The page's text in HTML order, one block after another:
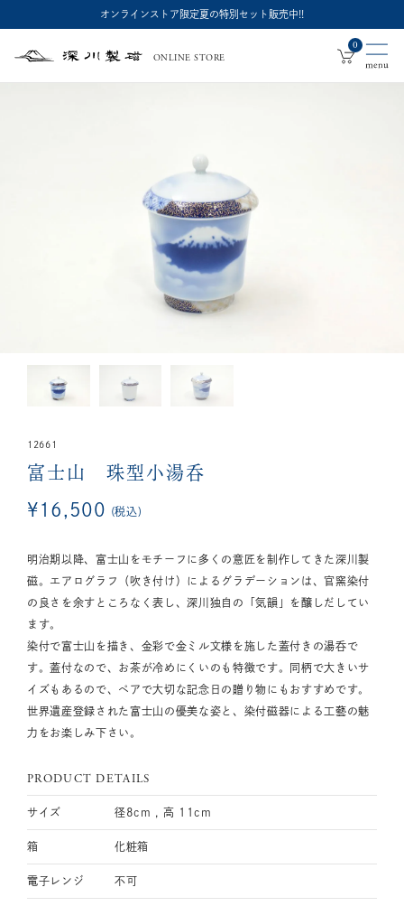
オンラインストア限定夏の特別セット販売中!!
深
ONLINE STORE
0
12661
富士山 珠型小湯呑
¥ 16,500 税込
明治期以降、富士山をモチーフに多くの意匠を制作してきた深川製
磁。エアログラフ（吹き付け）によるグラデーションは、官窯染付
の良さを余すところなく表し、深川独自の「気韻」を醸しだしてい
ます。
染付で富士山を描き、金彩で金ミル文様を施した蓋付きの湯呑で
す。蓋付なので、お茶が冷めにくいのも特徴です。同柄で大きいサ
イズもあるので、ペアで大切な記念日の贈り物にもおすすめです。
世界遺産登録された富士山の優美な姿と、染付磁器による工藝の魅
力をお楽しみ下さい。
PRODUCT DETAILS
サイズ 径8cm , 高 11cm
箱 化粧箱
電子レンジ 不可